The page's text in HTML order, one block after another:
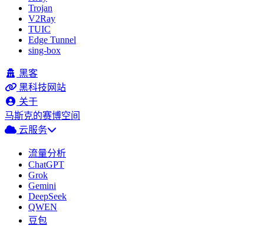
Trojan
V2Ray
TUIC
Edge Tunnel
sing-box
黑客
黑科技网站
关于
马斯克的赛博空间
云服务
流量分析
ChatGPT
Grok
Gemini
DeepSeek
QWEN
豆包